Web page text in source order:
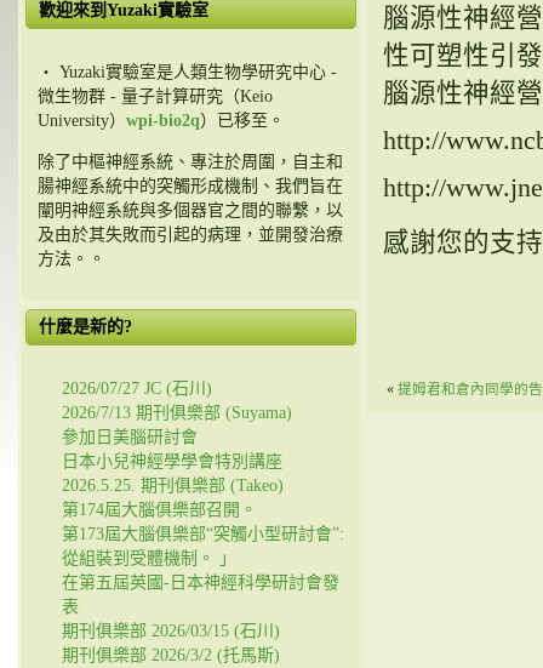
歡迎來到Yuzaki實驗室
・ Yuzaki實驗室是人類生物學研究中心 -
微生物群 - 量子計算研究（Keio
University） wpi-bio2q）已移至。
除了中樞神經系統、專注於周圍，自主和
腸神經系統中的突觸形成機制、我們旨在
闡明神經系統與多個器官之間的聯繫，以
及由於其失敗而引起的病理，並開發治療
方法。。
什麼是新的?
2026/07/27 JC (石川)
2026/7/13 期刊俱樂部 (Suyama)
參加日美腦研討會
日本小兒神經學學會特別講座
2026.5.25. 期刊俱樂部 (Takeo)
第174屆大腦俱樂部召開。
第173屆大腦俱樂部“突觸小型研討會”:
從組裝到受體機制。 」
在第五屆英國-日本神經科學研討會發
表
期刊俱樂部 2026/03/15 (石川)
期刊俱樂部 2026/3/2 (托馬斯)
腦源性神經
性可塑性引
腦源性神經
http://
http://
感謝您的支
« 提姆君和倉內同學的